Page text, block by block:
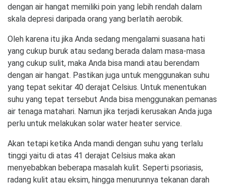
dengan air hangat memiliki poin yang lebih rendah dalam
skala depresi daripada orang yang berlatih aerobik.
Oleh karena itu jika Anda sedang mengalami suasana hati
yang cukup buruk atau sedang berada dalam masa-masa
yang cukup sulit, maka Anda bisa mandi atau berendam
dengan air hangat. Pastikan juga untuk menggunakan suhu
yang tepat sekitar 40 derajat Celsius. Untuk menentukan
suhu yang tepat tersebut Anda bisa menggunakan pemanas
air tenaga matahari. Namun jika terjadi kerusakan Anda juga
perlu untuk melakukan solar water heater service.
Akan tetapi ketika Anda mandi dengan suhu yang terlalu
tinggi yaitu di atas 41 derajat Celsius maka akan
menyebabkan beberapa masalah kulit. Seperti psoriasis,
radang kulit atau eksim, hingga menurunnya tekanan darah